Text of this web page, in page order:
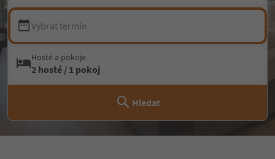
Vybrat termín
Hosté a pokoje
2 hosté / 1 pokoj
Hledat